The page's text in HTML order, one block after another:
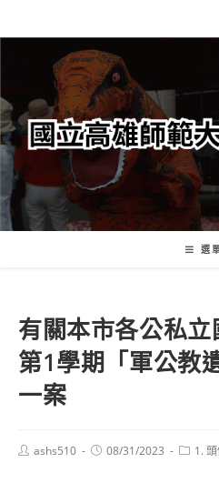
轉
要
內
容
選
有關本市各公私
第1學期「軍公教
一案
Postashs510
Post08/31/2023
Post1.